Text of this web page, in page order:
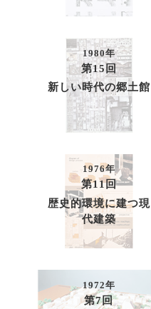
1980年
第15回
新しい時代の郷土館
1976年
第11回
歴史的環境に建つ現
代建築
1972年
第7回